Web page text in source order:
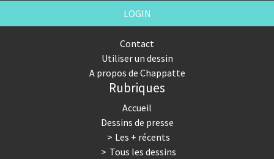
LOGIN
Contact
Utiliser un dessin
A propos de Chappatte
Rubriques
Accueil
Dessins de presse
Les + récents
Tous les dessins